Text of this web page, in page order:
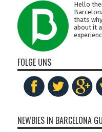
Hello
thats
about it
FOLGE UNS
NEWBIES IN BARCELONA